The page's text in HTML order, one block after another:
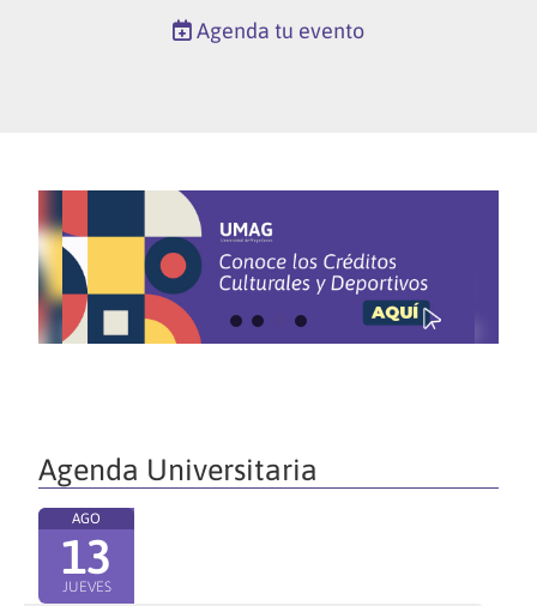
Agenda tu evento
Agenda Universitaria
AGO
13
JUEVES